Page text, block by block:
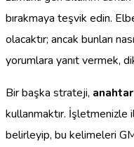
bırakmaya teşvik edin.
olacaktır; ancak bunları
yorumlara yanıt vermek,
Bir başka strateji,
kullanmaktır. İşletmenizle
belirleyip, bu kelimeleri